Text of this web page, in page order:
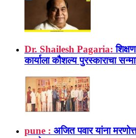
Dr. Shailesh Pagaria:
कार्याला कौशल्य पुरस्काराचा
pune : अजित पवार यांना